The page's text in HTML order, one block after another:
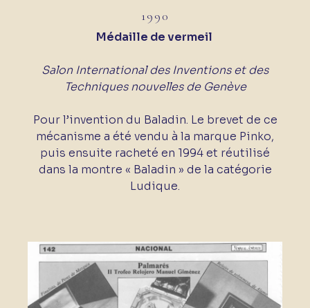
1990
Médaille de vermeil
Salon International des Inventions et des
Techniques nouvelles de Genève
Pour l’invention du Baladin. Le brevet de ce
mécanisme a été vendu à la marque Pinko,
puis ensuite racheté en 1994 et réutilisé
dans la montre « Baladin » de la catégorie
Ludique.